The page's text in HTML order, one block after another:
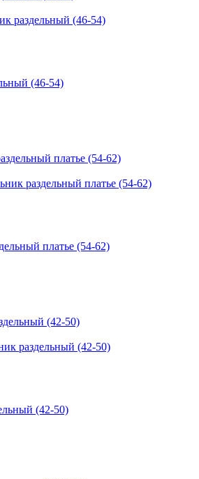
раздельный (46-54)
(46-54)
раздельный платье (54-62)
платье (54-62)
раздельный (42-50)
(42-50)